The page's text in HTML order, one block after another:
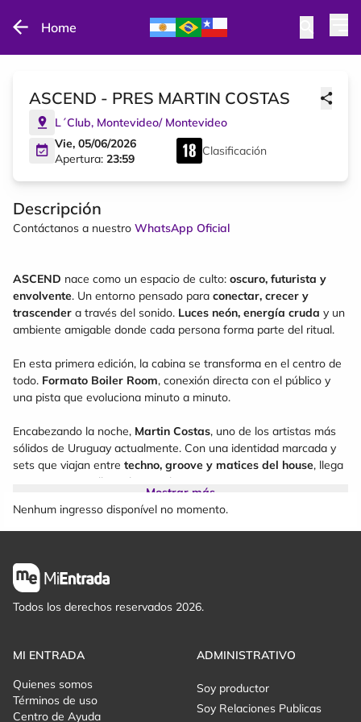
Home
ASCEND - PRES MARTIN COSTAS
L´Club, Montevideo/ Montevideo
Vie, 05/06/2026
Apertura: 23:59
Clasificación
Descripción
Contáctanos a nuestro WhatsApp Oficial
ASCEND nace como un espacio de culto: oscuro, futurista y
envolvente. Un entorno pensado para conectar, crecer y
trascender a través del sonido. Luces neón, energía cruda y un
ambiente amigable donde cada persona forma parte del ritual.
En esta primera edición, la cabina se transforma en el centro de
todo. Formato Boiler Room, conexión directa con el público y
una pista que evoluciona minuto a minuto.
Encabezando la noche, Martin Costas, uno de los artistas más
sólidos de Uruguay actualmente. Con una identidad marcada y
sets que viajan entre techno, groove y matices del house, llega
a ASCEND para llevar la pista hacia un
Completan el line up:
Meta
Lost (B-Day Set)
Tres propuestas que construirán el viaje desde lo profundo hasta
Lugar:Lclub
Estilos:Techno · Tech Groove · Indie
Formato: Boiler Room
Edición:Limitada
Mostrar más
Nenhum ingresso disponível no momento.
Todos los derechos reservados 2026.
MI ENTRADA
Quienes somos
Términos de uso
Centro de Ayuda
ADMINISTRATIVO
Soy productor
Soy Relaciones Publicas